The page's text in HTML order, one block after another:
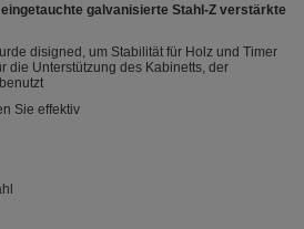
galvanisierte Stahl-Z verstärkte
disigned, um Stabilität für Holz und Timer
die Unterstützung des Kabinetts, der
Sie effektiv